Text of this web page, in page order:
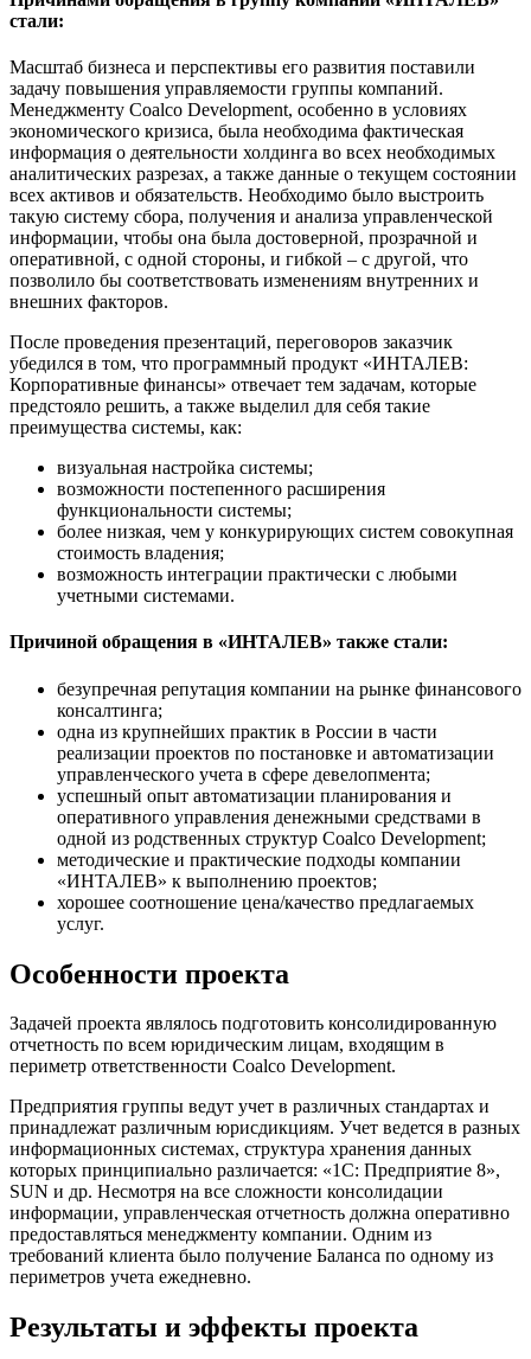
стали:
Масштаб бизнеса и перспективы его развития поставили
задачу повышения управляемости группы компаний.
Менеджменту Coalco Development, особенно в условиях
экономического кризиса, была необходима фактическая
информация о деятельности холдинга во всех необходимых
аналитических разрезах, а также данные о текущем состоянии
всех активов и обязательств. Необходимо было выстроить
такую систему сбора, получения и анализа управленческой
информации, чтобы она была достоверной, прозрачной и
оперативной, с одной стороны, и гибкой – с другой, что
позволило бы соответствовать изменениям внутренних и
внешних факторов.
После проведения презентаций, переговоров заказчик
убедился в том, что программный продукт «ИНТАЛЕВ:
Корпоративные финансы» отвечает тем задачам, которые
предстояло решить, а также выделил для себя такие
преимущества системы, как:
визуальная настройка системы;
возможности постепенного расширения
функциональности системы;
более низкая, чем у конкурирующих систем совокупная
стоимость владения;
возможность интеграции практически с любыми
учетными системами.
Причиной обращения в «ИНТАЛЕВ» также стали:
безупречная репутация компании на рынке финансового
консалтинга;
одна из крупнейших практик в России в части
реализации проектов по постановке и автоматизации
управленческого учета в сфере девелопмента;
успешный опыт автоматизации планирования и
оперативного управления денежными средствами в
одной из родственных структур Coalco Development;
методические и практические подходы компании
«ИНТАЛЕВ» к выполнению проектов;
хорошее соотношение цена/качество предлагаемых
услуг.
Особенности проекта
Задачей проекта являлось подготовить консолидированную
отчетность по всем юридическим лицам, входящим в
периметр ответственности Coalco Development.
Предприятия группы ведут учет в различных стандартах и
принадлежат различным юрисдикциям. Учет ведется в разных
информационных системах, структура хранения данных
которых принципиально различается: «1С: Предприятие 8»,
SUN и др. Несмотря на все сложности консолидации
информации, управленческая отчетность должна оперативно
предоставляться менеджменту компании. Одним из
требований клиента было получение Баланса по одному из
периметров учета ежедневно.
Результаты и эффекты проекта